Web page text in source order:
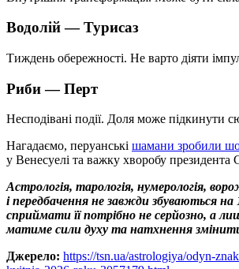
Водолій —Турисаз
Тиждень обережності. Не варто діяти
Риби —Перт
Несподівані події. Доля може
Нагадаємо, перуанські шамани зробили
у Венесуелі та важку хворобу
Астрологія, тарологія, нумерологія,
і передбачення не завжди збуваються
сприймати її потрібно не серйозно, а
матиме сили духу та натхнення
Джерело: https://tsn.ua/astrologiya/odyn-